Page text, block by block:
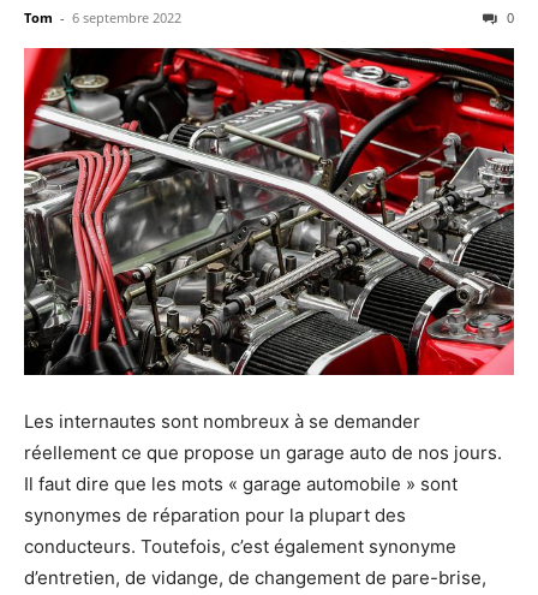
Tom - 6 septembre 2022 0
Les internautes sont nombreux à se demander
réellement ce que propose un garage auto de nos jours.
Il faut dire que les mots « garage automobile » sont
synonymes de réparation pour la plupart des
conducteurs. Toutefois, c’est également synonyme
d’entretien, de vidange, de changement de pare-brise,